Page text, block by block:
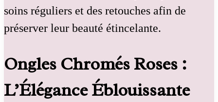
soins réguliers et des retouches afin de
préserver leur beauté étincelante.
Ongles Chromés Roses :
L’Élégance Éblouissante